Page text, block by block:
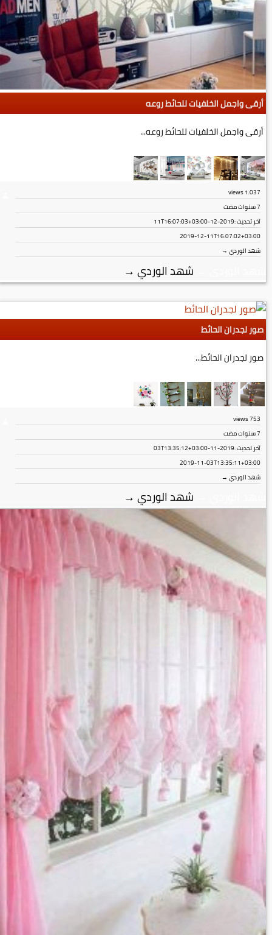
أرقى واجمل الخلفيات للحائط روعه
أرقى واجمل الخلفيات للحائط روعه...
1٬037
7 سنوات مضت
آخر تحديث :2019-12-11T16:07:03+03:00
2019-12-11T16:07:02+03:00
شهد الوردي →
شهد الوردي →
صور لجدران الحائط
صور لجدران الحائط...
753
views
7 سنوات مضت
آخر تحديث :2019-11-03T13:35:12+03:00
2019-11-03T13:35:11+03:00
شهد الوردي →
شهد الوردي →